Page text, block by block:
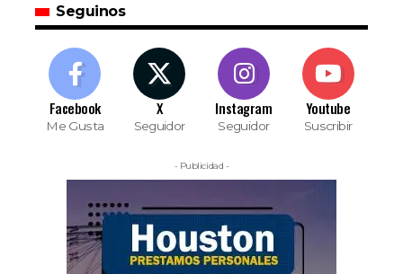
Seguinos
Facebook
Me Gusta
X
Seguidor
Instagram
Seguidor
Youtube
Suscribir
- Publicidad -